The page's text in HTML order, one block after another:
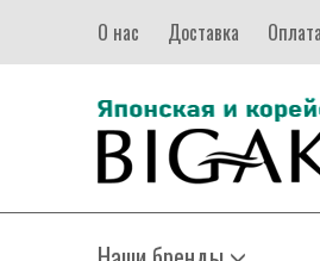
О нас Доставка Оплата